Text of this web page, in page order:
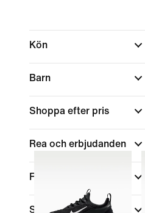
Kön
Barn
Shoppa efter pris
Rea och erbjudanden
Färg
Skohöjd